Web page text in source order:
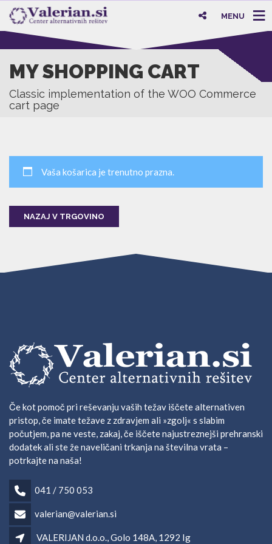
MENU
MY SHOPPING CART
Classic implementation of the WOO Commerce
cart page
Vaša košarica je trenutno prazna.
NAZAJ V TRGOVINO
Če kot pomoč pri reševanju vaših težav iščete alternativen
pristop, če imate težave z zdravjem ali »zgolj« s slabim
počutjem, pa ne veste, zakaj, če iščete najustreznejši prehranski
dodatek ali ste že naveličani trkanja na številna vrata –
potrkajte na naša!
041 / 750 053
valerian@valerian.si
VALERIJAN d.o.o., Golo 148A, 1292 Ig